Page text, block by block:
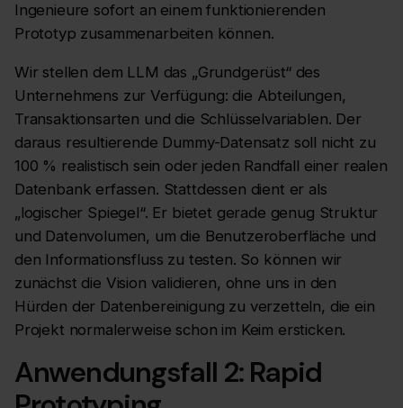
Ingenieure sofort an einem funktionierenden
Prototyp zusammenarbeiten können.
Wir stellen dem LLM das „Grundgerüst“ des
Unternehmens zur Verfügung: die Abteilungen,
Transaktionsarten und die Schlüsselvariablen. Der
daraus resultierende Dummy-Datensatz soll nicht zu
100 % realistisch sein oder jeden Randfall einer realen
Datenbank erfassen. Stattdessen dient er als
„logischer Spiegel“. Er bietet gerade genug Struktur
und Datenvolumen, um die Benutzeroberfläche und
den Informationsfluss zu testen. So können wir
zunächst die Vision validieren, ohne uns in den
Hürden der Datenbereinigung zu verzetteln, die ein
Projekt normalerweise schon im Keim ersticken.
Anwendungsfall 2: Rapid